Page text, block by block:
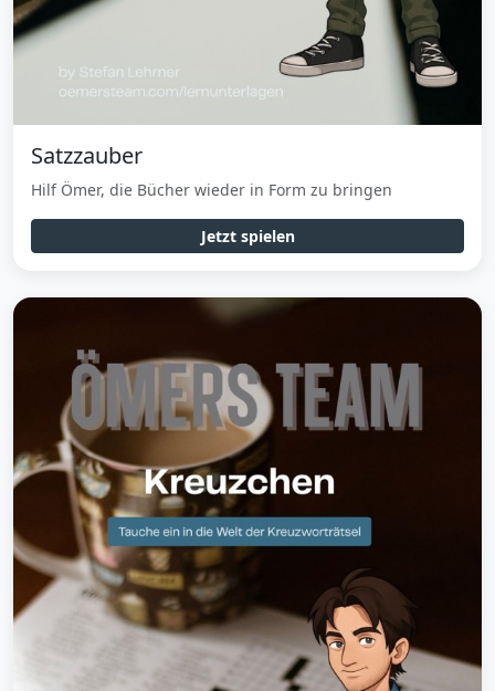
Satzzauber
Hilf Ömer, die Bücher wieder in Form zu bringen
Jetzt spielen